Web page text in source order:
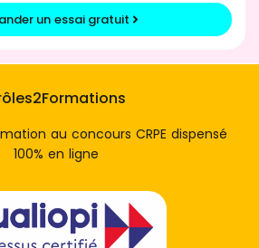
un essai gratuit
au concours CRPE dispensé
100% en ligne